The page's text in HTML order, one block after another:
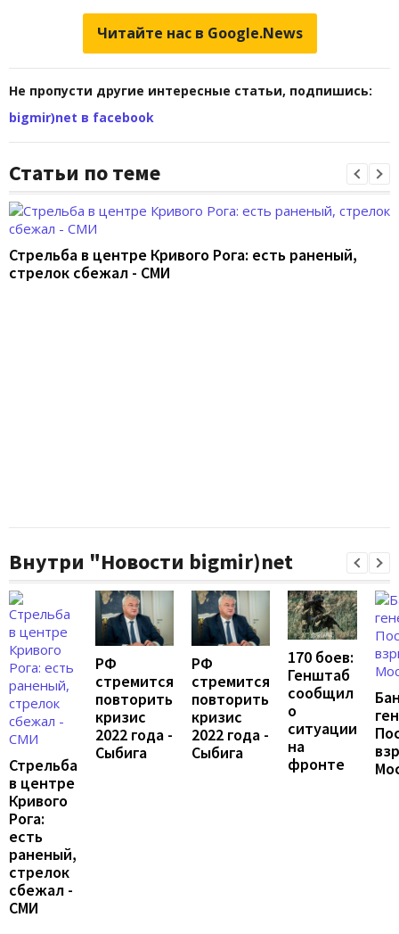
Читайте нас в Google.News
Не пропусти другие интересные статьи, подпишись:
bigmir)net в facebook
Статьи по теме
Стрельба в центре Кривого Рога: есть раненый,
стрелок сбежал - СМИ
Внутри "Новости bigmir)net
Стрельба
в центре
Кривого
Рога:
есть
раненый,
стрелок
сбежал -
СМИ
РФ
стремится
повторить
кризис
2022 года -
Сыбига
РФ
стремится
повторить
кризис
2022 года -
Сыбига
170 боев:
Генштаб
сообщил
о
ситуации
на
фронте